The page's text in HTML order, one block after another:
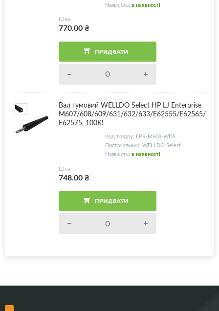
Наявність: в наявності
Ціна
770.00₴
ПРИДБАТИ
Вал гумовий WELLDO Select HP LJ Enterprise
M607/608/609/631/632/633/E62555/E62565/
E62575, 100K!
Код товару: LPR-M608-WDS
Постачальник: WELLDO Select
Наявність: в наявності
Ціна
748.00₴
ПРИДБАТИ